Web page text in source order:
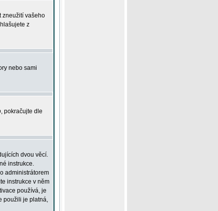
zneužití vašeho
z
nebo sami
, pokračujte dle
dvou věcí.
instrukce.
administrátorem
instrukce v něm
používá, je
použili je platná,